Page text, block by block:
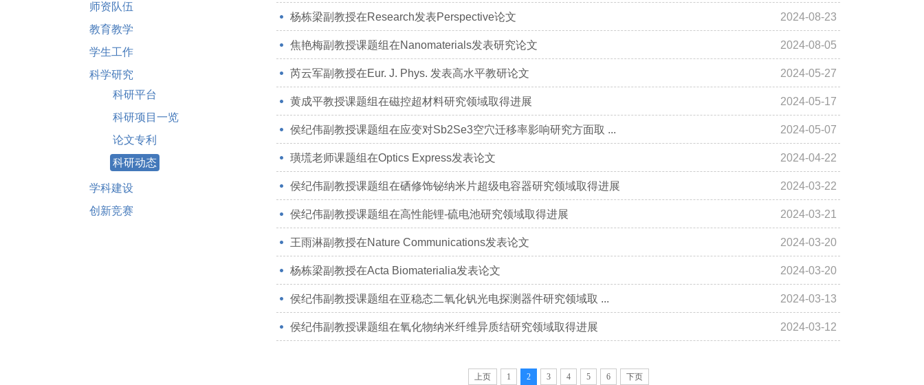
师资队伍
教育教学
学生工作
科学研究
科研平台
科研项目一览
论文专利
科研动态
学科建设
创新竞赛
杨栋梁副教授在Research发表Perspective论文 2024-08-23
焦艳梅副教授课题组在Nanomaterials发表研究论文 2024-08-05
芮云军副教授在Eur. J. Phys. 发表高水平教研论文 2024-05-27
黄成平教授课题组在磁控超材料研究领域取得进展 2024-05-17
侯纪伟副教授课题组在应变对Sb2Se3空穴迁移率影响研究方面取 ... 2024-05-07
璜塃老师课题组在Optics Express发表论文 2024-04-22
侯纪伟副教授课题组在硒修饰铋纳米片超级电容器研究领域取得进展 2024-03-22
侯纪伟副教授课题组在高性能锂-硫电池研究领域取得进展 2024-03-21
王雨淋副教授在Nature Communications发表论文 2024-03-20
杨栋梁副教授在Acta Biomaterialia发表论文 2024-03-20
侯纪伟副教授课题组在亚稳态二氧化钒光电探测器件研究领域取 ... 2024-03-13
侯纪伟副教授课题组在氧化物纳米纤维异质结研究领域取得进展 2024-03-12
上页 1 2 3 4 5 6 下页